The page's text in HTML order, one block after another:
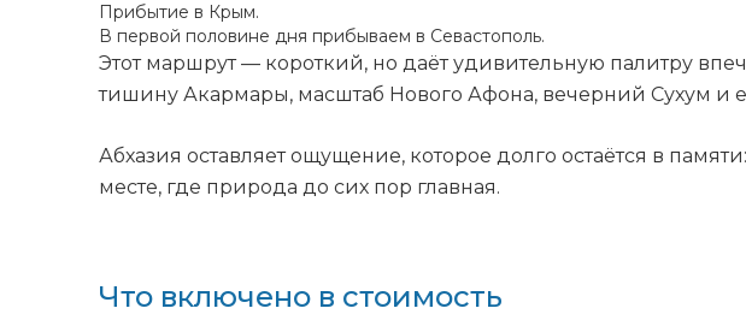
Прибытие в Крым.
В первой половине дня прибываем в Севастополь.
Этот маршрут — короткий, но даёт удивительную палитру
тишину Акармары, масштаб Нового Афона, вечерний Сухум и
Абхазия оставляет ощущение, которое долго остаётся в
месте, где природа до сих пор главная.
Что включено в стоимость